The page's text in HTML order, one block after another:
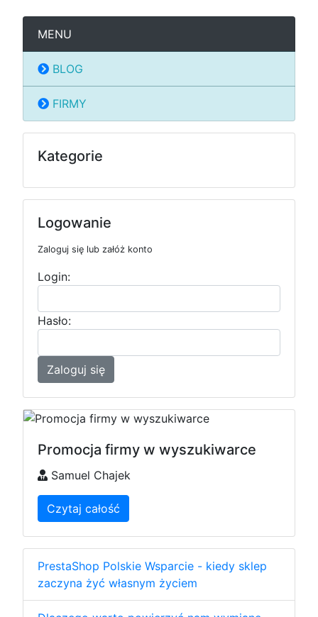
MENU
BLOG
FIRMY
Kategorie
Logowanie
Zaloguj się lub załóż konto
Login:
Hasło:
Zaloguj się
Promocja firmy w wyszukiwarce
Samuel Chajek
Czytaj całość
PrestaShop Polskie Wsparcie - kiedy sklep
zaczyna żyć własnym życiem